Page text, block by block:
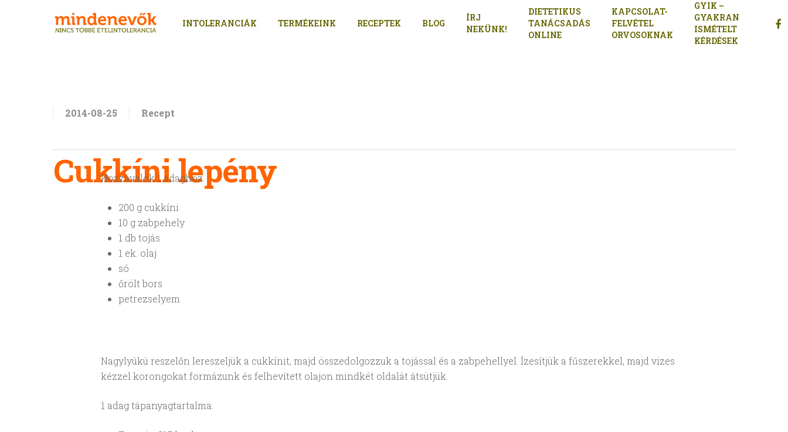
Enter a kereséshez
INTOLERANCIÁK TERMÉKEINK RECEPTEK BLOG
ÍRJ
NEKÜNK!
DIETETIKUS
TANÁCSADÁS
ONLINE
KAPCSOLAT-
FELVÉTEL
ORVOSOKNAK
GYIK –
GYAKRAN
ISMÉTELT
KÉRDÉSEK
Cukkíni lepény
2014-08-25 Recept
Hozzávalók 1 adaghoz:
200 g cukkíni
10 g zabpehely
1 db tojás
1 ek. olaj
só
őrölt bors
petrezselyem
Nagylyúkú reszelőn lereszeljük a cukkínit, majd összedolgozzuk a tojással és a zabpehellyel. Ízesítjük a fűszerekkel, majd vizes
kézzel korongokat formázunk és felhevített olajon mindkét oldalát átsütjük.
1 adag tápanyagtartalma: